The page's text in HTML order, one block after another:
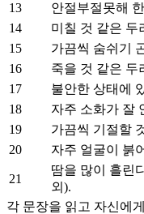
13
안절부절못해
14
미칠 것 같은 두
15
가끔씩 숨쉬기
16
죽을 것 같은 두
17
불안한 상태에
18
자주 소화가 잘
19
가끔씩 기절할
20
자주 얼굴이 붉
21
땀을 많이 흘린
외).
각 문장을 읽고 자신에